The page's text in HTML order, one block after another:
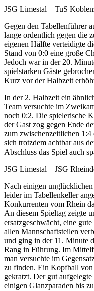
JSG Limestal – TuS
Gegen den Tabellenführer
lange ordentlich gegen die
eigenen Hälfte verteidigte
Stand von 0:0 eine große
Jedoch war in der 20.
spielstarken Gäste
Kurz vor der Halbzeit
In der 2. Halbzeit ein
Team versuchte im
noch 0:2. Die spielerische
der Gast zog gegen Ende
zum zwischenzeitlichen
sich trotzdem achtbar aus
Abschluss das Spiel auch
JSG Limestal – JSG
Nach einigen
leider im Tabellenkeller
Konkurrenten vom Rhein
An diesem Spieltag zeigte
ersatzgeschwächt, eine
allen Mannschaftsteilen
und ging in der 11. Minute
Rang in Führung. Im
man versuchte im
zu finden. Ein Kopfball
gekratzt. Der gut
einigen Glanzparaden bis